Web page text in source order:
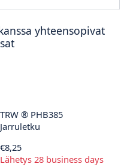
yhteensopivat
TRW ® PHB385
Jarruletku
€8,25
Lähetys 28 business days